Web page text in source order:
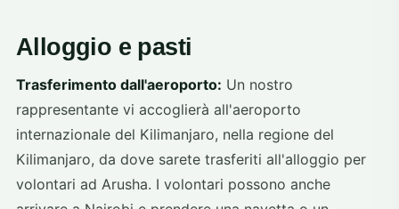
Alloggio e pasti
Trasferimento dall'aeroporto: Un nostro
rappresentante vi accoglierà all'aeroporto
internazionale del Kilimanjaro, nella regione del
Kilimanjaro, da dove sarete trasferiti all'alloggio per
volontari ad Arusha. I volontari possono anche